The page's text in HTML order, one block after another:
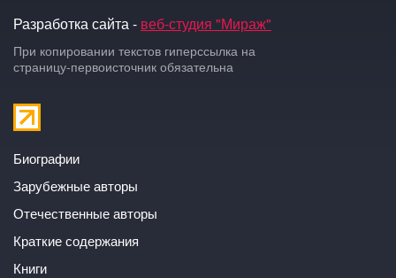
Разработка сайта - веб-студия "Мираж"
При копировании текстов гиперссылка на
страницу-первоисточник обязательна
Биографии
Зарубежные авторы
Отечественные авторы
Краткие содержания
Книги